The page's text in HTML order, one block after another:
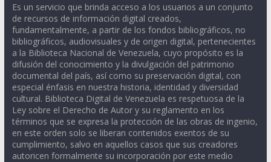
Es un servicio que brinda acceso a los usuarios a un conjunto
de recursos de información digital creados,
fundamentalmente, a partir de los fondos bibliográficos, no
bibliográficos, audiovisuales y de origen digital, pertenecientes
a la Biblioteca Nacional de Venezuela, cuyo propósito es la
difusión del conocimiento y la divulgación del patrimonio
documental del país, así como su preservación digital, con
especial énfasis en nuestra historia, identidad y diversidad
cultural. Biblioteca Digital de Venezuela es respetuosa de la
Ley sobre el Derecho de Autor y su reglamento en los
términos que se expresa la protección de las obras de ingenio,
en este orden solo se liberan contenidos exentos de su
cumplimiento, salvo en aquellos casos que sus creadores
autoricen formalmente su incorporación por este medio